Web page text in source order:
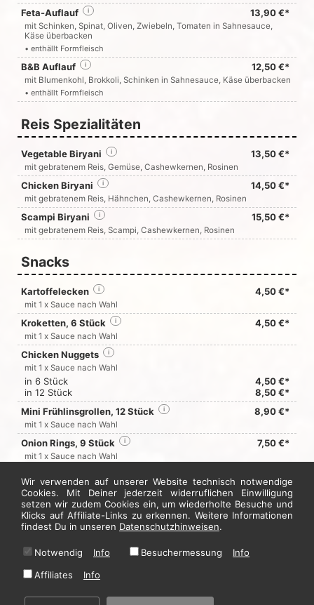
Feta-Auflauf 13,90 €*
i
mit Schinken, Spinat, Oliven, Zwiebeln, Tomaten in Sahnesauce,
Käse überbacken
• enthällt Formfleisch
B&B Auflauf 12,50 €*
i
mit Blumenkohl, Brokkoli, Schinken in Sahnesauce, Käse überbacken
• enthällt Formfleisch
Reis Spezialitäten
Vegetable Biryani 13,50 €*
i
mit gebratenem Reis, Gemüse, Cashewkernen, Rosinen
Chicken Biryani 14,50 €*
i
mit gebratenem Reis, Hähnchen, Cashewkernen, Rosinen
Scampi Biryani 15,50 €*
i
mit gebratenem Reis, Scampi, Cashewkernen, Rosinen
Snacks
Kartoffelecken 4,50 €*
i
mit 1 x Sauce nach Wahl
Kroketten, 6 Stück 4,50 €*
i
mit 1 x Sauce nach Wahl
Chicken Nuggets i
mit 1 x Sauce nach Wahl
in 6 Stück
4,50 €*
in 12 Stück
8,50 €*
Mini Frühlinsgrollen, 12 Stück
8,90 €*
i
mit 1 x Sauce nach Wahl
Onion Rings, 9 Stück 7,50 €*
i
mit 1 x Sauce nach Wahl
Jetzt hier bestellen
* Alle Preise in Euro inkl. gesetzl. MwSt. Abbildungen können ggf. abweichen.
Wir verwenden auf unserer Website technisch notwendige
Cookies. Mit Deiner jederzeit widerruflichen Einwilligung
setzen wir zudem Cookies ein, um wiederholte Besuche und
Klicks auf Affiliate-Links zu erkennen. Weitere Informationen
findest Du in unseren Datenschutzhinweisen.
Notwendig Info Besuchermessung
Info
Affiliates
Info